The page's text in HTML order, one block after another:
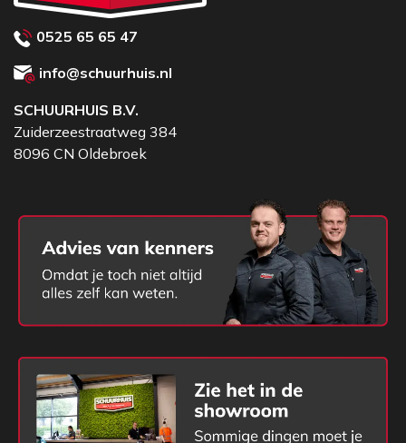
0525 65 65 47
info@schuurhuis.nl
SCHUURHUIS B.V.
Zuiderzeestraatweg 384
8096 CN Oldebroek